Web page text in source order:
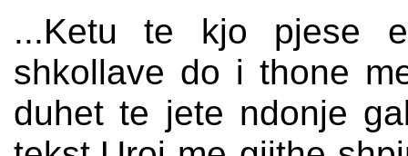
...Ketu te kjo pjese
shkollave do i thone
duhet te jete ndonje